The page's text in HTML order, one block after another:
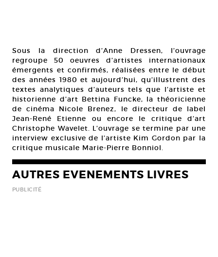
Sous la direction d’Anne Dressen, l’ouvrage
regroupe 50 oeuvres d’artistes internationaux
émergents et confirmés, réalisées entre le début
des années 1980 et aujourd’hui, qu’illustrent des
textes analytiques d’auteurs tels que l’artiste et
historienne d’art Bettina Funcke, la théoricienne
de cinéma Nicole Brenez, le directeur de label
Jean-René Etienne ou encore le critique d’art
Christophe Wavelet. L’ouvrage se termine par une
interview exclusive de l’artiste Kim Gordon par la
critique musicale Marie-Pierre Bonniol.
AUTRES EVENEMENTS LIVRES
PUBLICITÉ